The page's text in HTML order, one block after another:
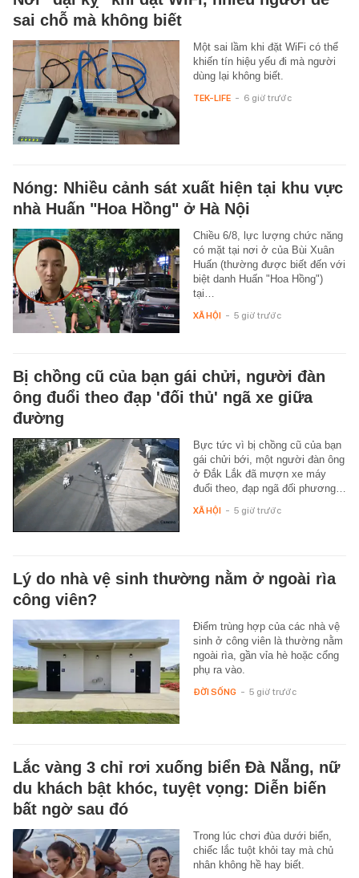
sai chỗ mà không biết
Một sai lầm khi đặt WiFi có thể
khiến tín hiệu yếu đi mà người
dùng lại không biết.
TEK-LIFE - 6 giờ trước
Nóng: Nhiều cảnh sát xuất hiện tại khu vực
nhà Huấn "Hoa Hồng" ở Hà Nội
Chiều 6/8, lực lượng chức năng
có mặt tại nơi ở của Bùi Xuân
Huấn (thường được biết đến với
biệt danh Huấn "Hoa Hồng")
tại…
XÃ HỘI - 5 giờ trước
Bị chồng cũ của bạn gái chửi, người đàn
ông đuổi theo đạp 'đối thủ' ngã xe giữa
đường
Bực tức vì bị chồng cũ của bạn
gái chửi bới, một người đàn ông
ở Đắk Lắk đã mượn xe máy
đuổi theo, đạp ngã đối phương…
XÃ HỘI - 5 giờ trước
Lý do nhà vệ sinh thường nằm ở ngoài rìa
công viên?
Điểm trùng hợp của các nhà vệ
sinh ở công viên là thường nằm
ngoài rìa, gần vỉa hè hoặc cổng
phụ ra vào.
ĐỜI SỐNG - 5 giờ trước
Lắc vàng 3 chỉ rơi xuống biển Đà Nẵng, nữ
du khách bật khóc, tuyệt vọng: Diễn biến
bất ngờ sau đó
Trong lúc chơi đùa dưới biển,
chiếc lắc tuột khỏi tay mà chủ
nhân không hề hay biết.